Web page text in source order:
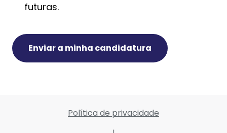
futuras.
Enviar a minha candidatura
Política de privacidade